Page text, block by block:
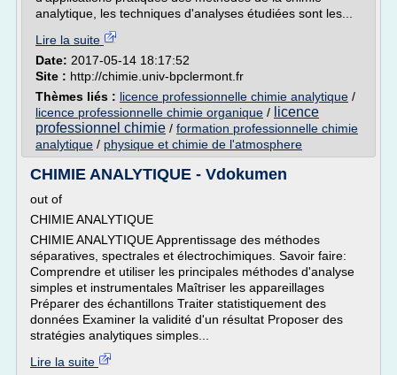
analytique, les techniques d'analyses étudiées sont les...
Lire la suite
Date: 2017-05-14 18:17:52
Site : http://chimie.univ-bpclermont.fr
Thèmes liés : licence professionnelle chimie analytique /
licence professionnelle chimie organique / licence
professionnel chimie / formation professionnelle chimie
analytique / physique et chimie de l'atmosphere
CHIMIE ANALYTIQUE - Vdokumen
out of
CHIMIE ANALYTIQUE
CHIMIE ANALYTIQUE Apprentissage des méthodes
séparatives, spectrales et électrochimiques. Savoir faire:
Comprendre et utiliser les principales méthodes d'analyse
simples et instrumentales Maîtriser les appareillages
Préparer des échantillons Traiter statistiquement des
données Examiner la validité d'un résultat Proposer des
stratégies analytiques simples...
Lire la suite